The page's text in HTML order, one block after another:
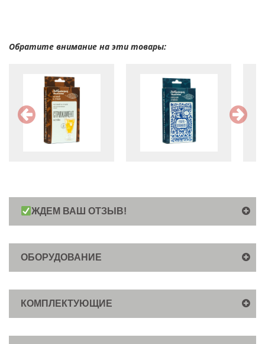
Обратите внимание на эти товары:
ЖДЕМ ВАШ ОТЗЫВ!
ОБОРУДОВАНИЕ
КОМПЛЕКТУЮЩИЕ